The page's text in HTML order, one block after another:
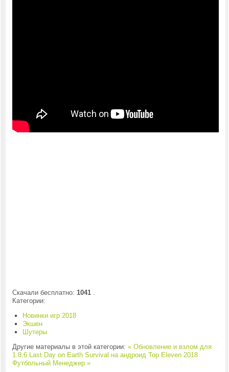
Скачали бесплатно: 1041.
Категории:
Новинки игр 2018
Экшен
Шутеры
Другие материалы в этой категории: « Обновление и взлом для
1.8.6 Last Day on Earth Survival на андроид Top Eleven 2018
Футбольный Менеджер »